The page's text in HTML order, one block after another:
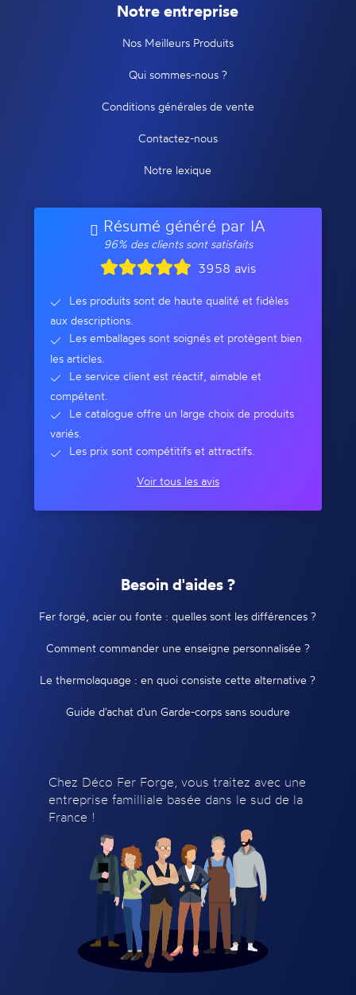
Notre entreprise
Nos Meilleurs Produits
Qui sommes-nous ?
Conditions générales de vente
Contactez-nous
Notre lexique
Résumé généré par IA
96% des clients sont satisfaits
3958 avis
Les produits sont de haute qualité et fidèles
aux descriptions.
Les emballages sont soignés et protègent bien
les articles.
Le service client est réactif, aimable et
compétent.
Le catalogue offre un large choix de produits
variés.
Les prix sont compétitifs et attractifs.
Voir tous les avis
Besoin d'aides ?
Fer forgé, acier ou fonte : quelles sont les différences ?
Comment commander une enseigne personnalisée ?
Le thermolaquage : en quoi consiste cette alternative ?
Guide d'achat d'un Garde-corps sans soudure
Chez Déco Fer Forge, vous traitez avec une
entreprise familliale basée dans le sud de la
France !